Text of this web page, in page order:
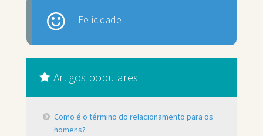
Felicidade
Artigos populares
Como é o término do relacionamento para os
homens?